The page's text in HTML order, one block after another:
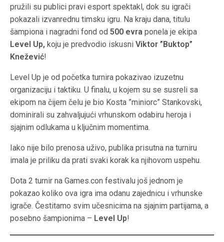
pružili su publici pravi esport spektakl, dok su igrači
pokazali izvanrednu timsku igru. Na kraju dana, titulu
šampiona i nagradni fond od500 evra ponela je ekipa
Level Up, koju je predvodio iskusni Viktor ”Buktop”
Knežević!
Level Up je od početka turnira pokazivao izuzetnu
organizaciju i taktiku. U finalu, u kojem su se susreli sa
ekipom na čijem čelu je bio Kosta ”miniorc” Stankovski,
dominirali su zahvaljujući vrhunskom odabiru heroja i
sjajnim odlukama u ključnim momentima.
Iako nije bilo prenosa uživo, publika prisutna na turniru
imala je priliku da prati svaki korak ka njihovom uspehu.
Dota 2 turnir na Games.con festivalu još jednom je
pokazao koliko ova igra ima odanu zajednicu i vrhunske
igrače. Čestitamo svim učesnicima na sjajnim partijama, a
posebno šampionima – Level Up!